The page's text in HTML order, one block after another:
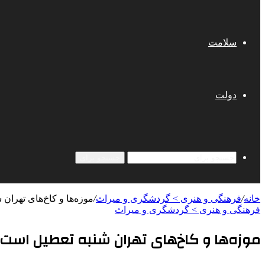
سلامت
دولت
خانه/فرهنگی و هنری > گردشگری و میراث/موزه‌ها و کاخ‌های
فرهنگی و هنری > گردشگری و میراث
موزه‌ها و کاخ‌های تهران شنبه تعطیل است